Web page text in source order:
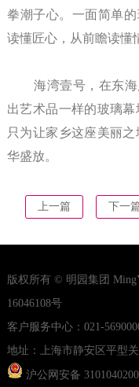
拳潮子心。一面简单
读懂匠心，从前瞻读懂
海湾壹号，在东
出艺术品一样的玻璃幕
只为让家乡这座美丽
华盛放。
上一篇 下一
版权所有 © 明园集团
16046108号
客户服务中心：021-
地址：上海市静安区平型
沪公网安备